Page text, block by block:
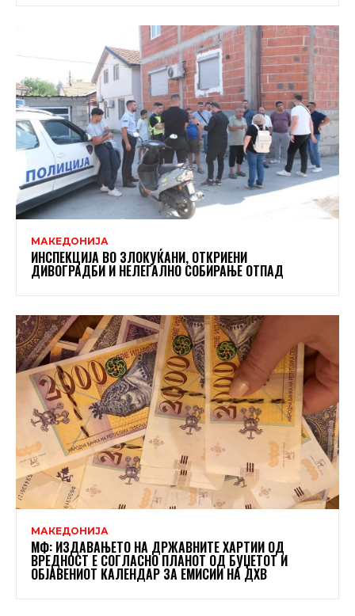
МАКЕДОНИЈА
ИНСПЕКЦИЈА ВО ЗЛОКУЌАНИ, ОТКРИЕНИ
ДИВОГРАДБИ И НЕЛЕГАЛНО СОБИРАЊЕ ОТПАД
МАКЕДОНИЈА
МФ: ИЗДАВАЊЕТО НА ДРЖАВНИТЕ ХАРТИИ ОД
ВРЕДНОСТ Е СОГЛАСНО ПЛАНОТ ОД БУЏЕТОТ И
ОБЈАВЕНИОТ КАЛЕНДАР ЗА ЕМИСИИ НА ДХВ